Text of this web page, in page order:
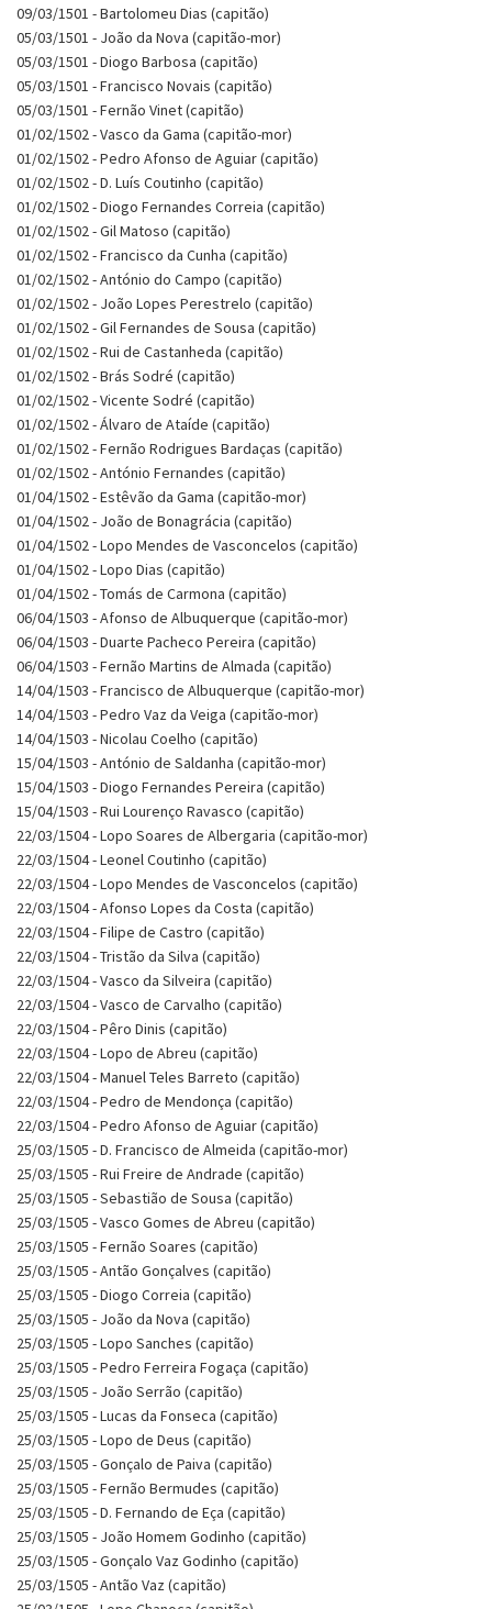
09/03/1501 - Bartolomeu Dias (capitão)
05/03/1501 - João da Nova (capitão-mor)
05/03/1501 - Diogo Barbosa (capitão)
05/03/1501 - Francisco Novais (capitão)
05/03/1501 - Fernão Vinet (capitão)
01/02/1502 - Vasco da Gama (capitão-mor)
01/02/1502 - Pedro Afonso de Aguiar (capitão)
01/02/1502 - D. Luís Coutinho (capitão)
01/02/1502 - Diogo Fernandes Correia (capitão)
01/02/1502 - Gil Matoso (capitão)
01/02/1502 - Francisco da Cunha (capitão)
01/02/1502 - António do Campo (capitão)
01/02/1502 - João Lopes Perestrelo (capitão)
01/02/1502 - Gil Fernandes de Sousa (capitão)
01/02/1502 - Rui de Castanheda (capitão)
01/02/1502 - Brás Sodré (capitão)
01/02/1502 - Vicente Sodré (capitão)
01/02/1502 - Álvaro de Ataíde (capitão)
01/02/1502 - Fernão Rodrigues Bardaças (capitão)
01/02/1502 - António Fernandes (capitão)
01/04/1502 - Estêvão da Gama (capitão-mor)
01/04/1502 - João de Bonagrácia (capitão)
01/04/1502 - Lopo Mendes de Vasconcelos (capitão)
01/04/1502 - Lopo Dias (capitão)
01/04/1502 - Tomás de Carmona (capitão)
06/04/1503 - Afonso de Albuquerque (capitão-mor)
06/04/1503 - Duarte Pacheco Pereira (capitão)
06/04/1503 - Fernão Martins de Almada (capitão)
14/04/1503 - Francisco de Albuquerque (capitão-mor)
14/04/1503 - Pedro Vaz da Veiga (capitão-mor)
14/04/1503 - Nicolau Coelho (capitão)
15/04/1503 - António de Saldanha (capitão-mor)
15/04/1503 - Diogo Fernandes Pereira (capitão)
15/04/1503 - Rui Lourenço Ravasco (capitão)
22/03/1504 - Lopo Soares de Albergaria (capitão-mor)
22/03/1504 - Leonel Coutinho (capitão)
22/03/1504 - Lopo Mendes de Vasconcelos (capitão)
22/03/1504 - Afonso Lopes da Costa (capitão)
22/03/1504 - Filipe de Castro (capitão)
22/03/1504 - Tristão da Silva (capitão)
22/03/1504 - Vasco da Silveira (capitão)
22/03/1504 - Vasco de Carvalho (capitão)
22/03/1504 - Pêro Dinis (capitão)
22/03/1504 - Lopo de Abreu (capitão)
22/03/1504 - Manuel Teles Barreto (capitão)
22/03/1504 - Pedro de Mendonça (capitão)
22/03/1504 - Pedro Afonso de Aguiar (capitão)
25/03/1505 - D. Francisco de Almeida (capitão-mor)
25/03/1505 - Rui Freire de Andrade (capitão)
25/03/1505 - Sebastião de Sousa (capitão)
25/03/1505 - Vasco Gomes de Abreu (capitão)
25/03/1505 - Fernão Soares (capitão)
25/03/1505 - Antão Gonçalves (capitão)
25/03/1505 - Diogo Correia (capitão)
25/03/1505 - João da Nova (capitão)
25/03/1505 - Lopo Sanches (capitão)
25/03/1505 - Pedro Ferreira Fogaça (capitão)
25/03/1505 - João Serrão (capitão)
25/03/1505 - Lucas da Fonseca (capitão)
25/03/1505 - Lopo de Deus (capitão)
25/03/1505 - Gonçalo de Paiva (capitão)
25/03/1505 - Fernão Bermudes (capitão)
25/03/1505 - D. Fernando de Eça (capitão)
25/03/1505 - João Homem Godinho (capitão)
25/03/1505 - Gonçalo Vaz Godinho (capitão)
25/03/1505 - Antão Vaz (capitão)